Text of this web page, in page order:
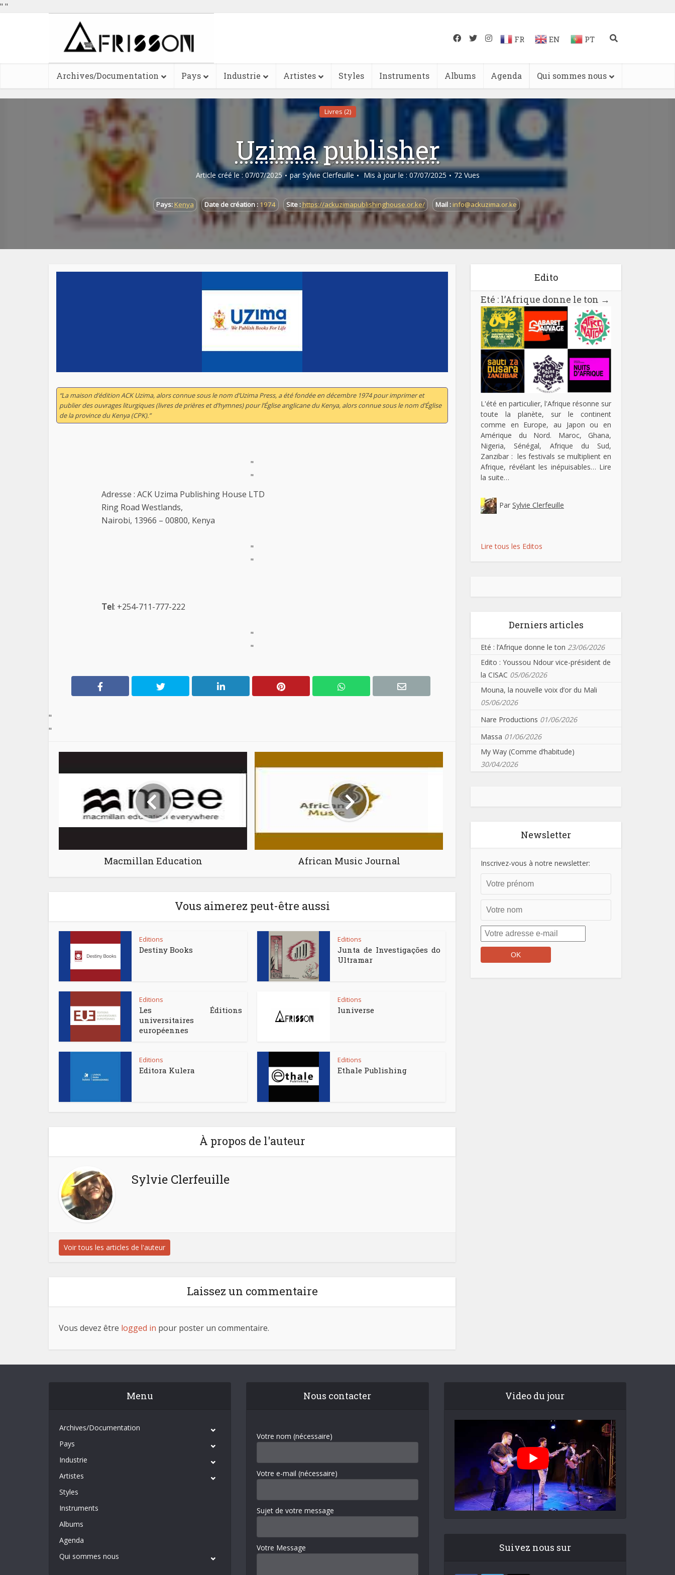
" "
FR EN PT
Archives/Documentation Pays Industrie Artistes Styles Instruments Albums Agenda Qui sommes nous
Livres (2)
Uzima publisher
Article créé le : 07/07/2025 par Sylvie Clerfeuille Mis à jour le : 07/07/2025 72 Vues
Pays: Kenya Date de création : 1974 Site : https://ackuzimapublishinghouse.or.ke/ Mail : info@ackuzima.or.ke
“La maison d’édition ACK Uzima, alors connue sous le nom d’Uzima Press, a été fondée en décembre 1974 pour imprimer et
publier des ouvrages liturgiques (livres de prières et d’hymnes) pour l’Église anglicane du Kenya, alors connue sous le nom d’Église
de la province du Kenya (CPK).”
"
"
Adresse : ACK Uzima Publishing House LTD
Ring Road Westlands,
Nairobi, 13966 – 00800, Kenya
"
"
Tel: +254-711-777-222
"
"
"
"
Macmillan Education African Music Journal
Vous aimerez peut-être aussi
Editions
Destiny Books
Editions
Junta de Investigações do
Ultramar
Editions
Les Éditions
universitaires
européennes
Editions
Iuniverse
Editions
Editora Kulera
Editions
Ethale Publishing
À propos de l'auteur
Sylvie Clerfeuille
Voir tous les articles de l'auteur
Laissez un commentaire
Vous devez être logged in pour poster un commentaire.
Edito
Eté : l’Afrique donne le ton →
L'été en particulier, l'Afrique résonne sur
toute la planète, sur le continent
comme en Europe, au Japon ou en
Amérique du Nord. Maroc, Ghana,
Nigeria, Sénégal, Afrique du Sud,
Zanzibar : les festivals se multiplient en
Afrique, révélant les inépuisables… Lire
la suite…
Par Sylvie Clerfeuille
Lire tous les Editos
Derniers articles
Eté : l’Afrique donne le ton 23/06/2026
Edito : Youssou Ndour vice-président de
la CISAC 05/06/2026
Mouna, la nouvelle voix d’or du Mali
05/06/2026
Nare Productions 01/06/2026
Massa 01/06/2026
My Way (Comme d’habitude)
30/04/2026
Newsletter
Inscrivez-vous à notre newsletter:
Menu
Archives/Documentation
Pays
Industrie
Artistes
Styles
Instruments
Albums
Agenda
Qui sommes nous
Nous contacter
Votre nom (nécessaire)
Votre e-mail (nécessaire)
Sujet de votre message
Votre Message
Video du jour
Suivez nous sur